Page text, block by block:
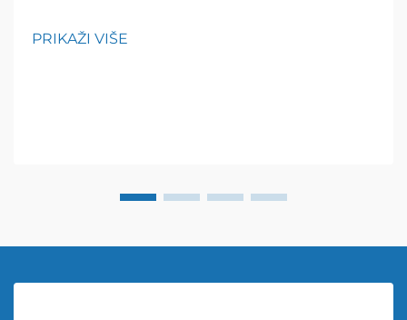
горњи маргинар: 26px; доњи маргинар: 18px;
величина шрифта: 20px!
PRIKAŽI VIŠE